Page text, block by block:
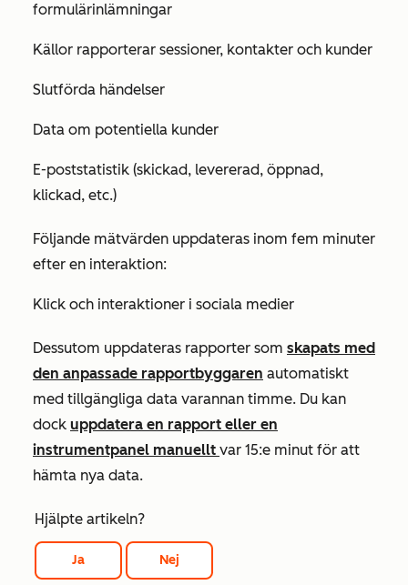
formulärinlämningar
Källor rapporterar sessioner, kontakter och kunder
Slutförda händelser
Data om potentiella kunder
E-poststatistik (skickad, levererad, öppnad,
klickad, etc.)
Följande mätvärden uppdateras inom fem minuter
efter en interaktion:
Klick och interaktioner i sociala medier
Dessutom uppdateras rapporter som skapats med
den anpassade rapportbyggaren automatiskt
med tillgängliga data varannan timme. Du kan
dock uppdatera en rapport eller en
instrumentpanel manuellt var 15:e minut för att
hämta nya data.
Hjälpte artikeln?
Ja Nej